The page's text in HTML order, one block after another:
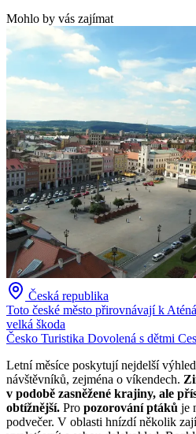
Mohlo by vás zajímat
Česká republika
Toto české město přirovnávají k
velká škoda
Česko Turistika Dovolená s dětmi
Letní měsíce poskytují nejdelší
návštěvníků, zejména o víkendech.
v podobě zasněžené krajiny, ale
obtížnější. Pro pozorování ptáků je
podvečer. V oblasti hnízdí několik